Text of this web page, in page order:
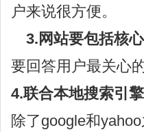
户来说很方便。
3.网站要包括核
要回答用户最关心
4.联合本地搜索引擎
除了google和